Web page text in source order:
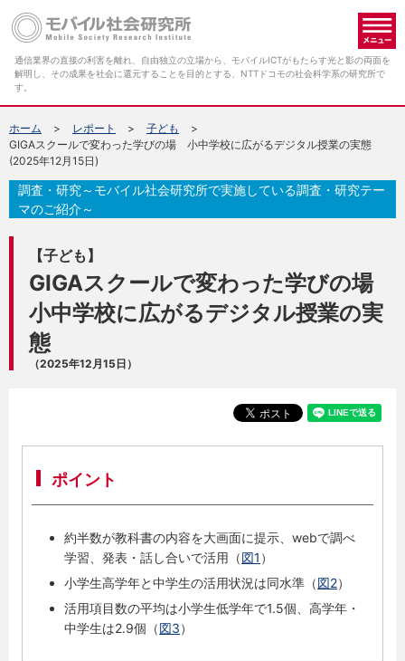
通信業界の直接の利害を離れ、自由独立の立場から、モバイルICTがもたらす光と影の両面を
解明し、その成果を社会に還元することを目的とする、NTTドコモの社会科学系の研究所で
す。
ホーム レポート
子ども
GIGAスクールで変わった学びの場 小中学校に広がるデジタル授業の実態
(2025年12月15日)
【子ども】
GIGAスクールで変わった学びの場
小中学校に広がるデジタル授業の実
態
（2025年12月15日）
調査・研究～モバイル社会研究所で実施している調査・研究テー
マのご紹介～
ポイント
約半数が教科書の内容を大画面に提示、webで調べ
学習、発表・話し合いで活用（図1 ）
小学生高学年と中学生の活用状況は同水準（図2）
活用項目数の平均は小学生低学年で1.5個、高学年・
中学生は2.9個（図3）